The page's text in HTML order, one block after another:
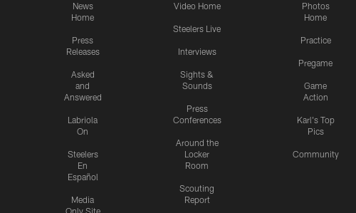
News
Home
Press
Releases
Asked
and
Answered
Labriola
On
Steelers
En
Español
Media
Video Home
Steelers Live
Interviews
Sights &
Sounds
Press
Conferences
Around the
Locker
Room
Scouting
Report
Photos
Home
Practice
Pregame
Game
Action
Karl's Top
Pics
Community